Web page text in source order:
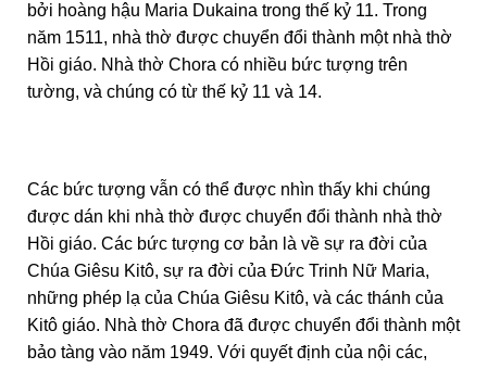
bởi hoàng hậu Maria Dukaina trong thế kỷ 11. Trong
năm 1511, nhà thờ được chuyển đổi thành một nhà thờ
Hồi giáo. Nhà thờ Chora có nhiều bức tượng trên
tường, và chúng có từ thế kỷ 11 và 14.
Các bức tượng vẫn có thể được nhìn thấy khi chúng
được dán khi nhà thờ được chuyển đổi thành nhà thờ
Hồi giáo. Các bức tượng cơ bản là về sự ra đời của
Chúa Giêsu Kitô, sự ra đời của Đức Trinh Nữ Maria,
những phép lạ của Chúa Giêsu Kitô, và các thánh của
Kitô giáo. Nhà thờ Chora đã được chuyển đổi thành một
bảo tàng vào năm 1949. Với quyết định của nội các,